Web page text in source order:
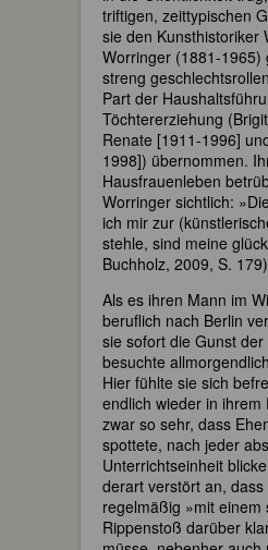
triftigen, zeittypischen
sie den Kunsthistoriker
Worringer (1881-1965)
streng
Part der
Töchtererziehung
Renate [1911-1996]
1998]) übernommen.
Hausfrauenleben
Worringer sichtlich:
ich mir zur
stehle, sind meine
Buchholz, 2009, S.
Als es ihren Mann im
beruflich nach Berlin
sie sofort die Gunst
besuchte
Hier fühlte sie sich
endlich wieder in ihrem
zwar so sehr, dass
spottete, nach jeder
Unterrichtseinheit
derart verstört an, dass
regelmäßig »mit einem
Rippenstoß darüber